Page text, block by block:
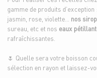
gamme de produits d’exception :
jasmin, rose, violette… nos
sureau, etc et nos eaux
rafraîchissantes.
🌷 Quelle sera votre boisson
sélection en rayon et laissez-